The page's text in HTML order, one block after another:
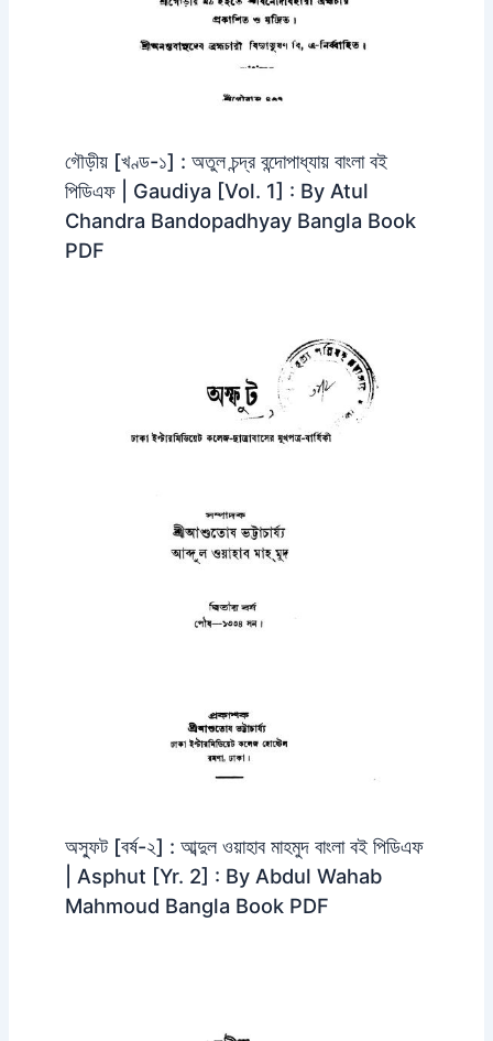
গৌড়ীয় [খণ্ড-১] : অতুল চন্দ্র বন্দোপাধ্যায় বাংলা বই
পিডিএফ | Gaudiya [Vol. 1] : By Atul
Chandra Bandopadhyay Bangla Book
PDF
অস্ফুট [বর্ষ-২] : আব্দুল ওয়াহাব মাহমুদ বাংলা বই পিডিএফ
| Asphut [Yr. 2] : By Abdul Wahab
Mahmoud Bangla Book PDF